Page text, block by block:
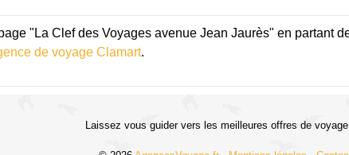
"La Clef des Voyages avenue Jean Jaurès" en partant
de voyage Clamart.
Laissez vous guider vers les meilleures offres de